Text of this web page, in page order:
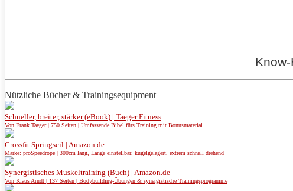
Nützliche Bücher & Trainingsequipment
Schneller, breiter, stärker (eBook) | Taeger Fitness
Von Frank Taeger | 750 Seiten | Umfassende Bibel fürs Training mit Bonusmaterial
Crossfit Springseil | Amazon.de
Marke: proSpeedrope | 300cm lang, Länge einstellbar, kugelgelagert, extrem schnell drehend
Synergistisches Muskeltraining (Buch) | Amazon.de
Von Klaus Arndt | 137 Seiten | Bodybuilding-Übungen & synergistische Trainingsprogramme